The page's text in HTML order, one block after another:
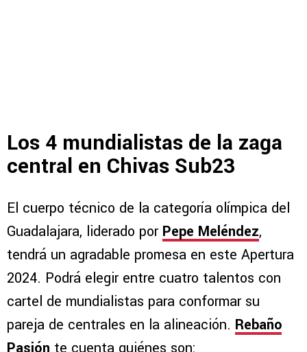
Los 4 mundialistas de la zaga
central en Chivas Sub23
El cuerpo técnico de la categoría olímpica del
Guadalajara, liderado por Pepe Meléndez,
tendrá un agradable promesa en este Apertura
2024. Podrá elegir entre cuatro talentos con
cartel de mundialistas para conformar su
pareja de centrales en la alineación. Rebaño